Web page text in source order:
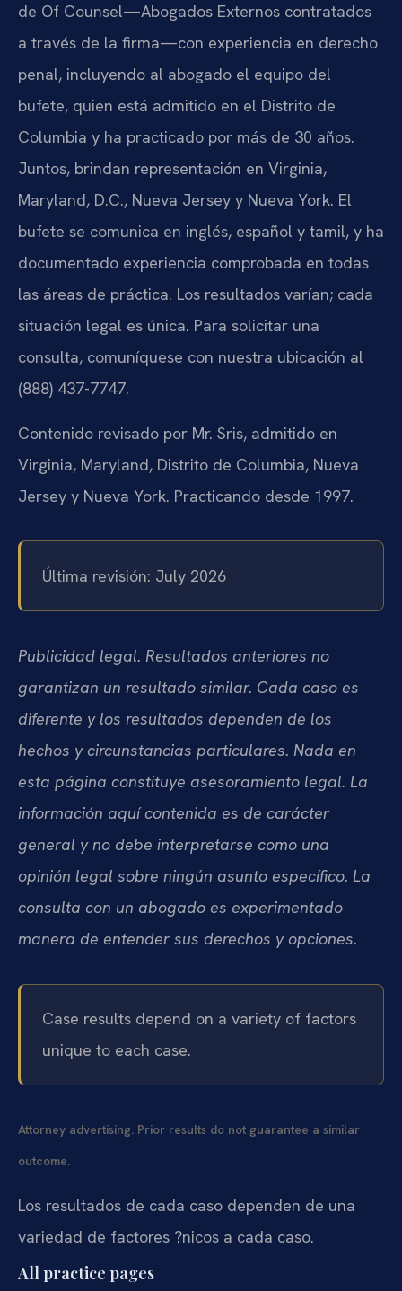
de Of Counsel—Abogados Externos contratados
a través de la firma—con experiencia en derecho
penal, incluyendo al abogado el equipo del
bufete, quien está admitido en el Distrito de
Columbia y ha practicado por más de 30 años.
Juntos, brindan representación en Virginia,
Maryland, D.C., Nueva Jersey y Nueva York. El
bufete se comunica en inglés, español y tamil, y ha
documentado experiencia comprobada en todas
las áreas de práctica. Los resultados varían; cada
situación legal es única. Para solicitar una
consulta, comuníquese con nuestra ubicación al
(888) 437-7747.
Contenido revisado por Mr. Sris, admitido en
Virginia, Maryland, Distrito de Columbia, Nueva
Jersey y Nueva York. Practicando desde 1997.
Última revisión: July 2026
Publicidad legal. Resultados anteriores no
garantizan un resultado similar. Cada caso es
diferente y los resultados dependen de los
hechos y circunstancias particulares. Nada en
esta página constituye asesoramiento legal. La
información aquí contenida es de carácter
general y no debe interpretarse como una
opinión legal sobre ningún asunto específico. La
consulta con un abogado es experimentado
manera de entender sus derechos y opciones.
Case results depend on a variety of factors
unique to each case.
Attorney advertising. Prior results do not guarantee a similar
outcome.
Los resultados de cada caso dependen de una
variedad de factores ?nicos a cada caso.
All practice pages